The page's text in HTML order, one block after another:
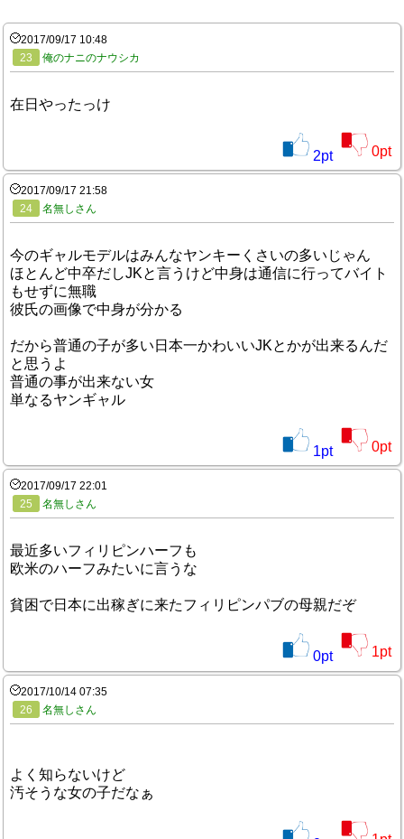
2017/09/17 10:48
23
俺のナニのナウシカ
在日やったっけ
2pt 0pt
2017/09/17 21:58
24
名無しさん
今のギャルモデルはみんなヤンキーくさいの多いじゃん
ほとんど中卒だしJKと言うけど中身は通信に行ってバイト
もせずに無職
彼氏の画像で中身が分かる
だから普通の子が多い日本一かわいいJKとかが出来るんだ
と思うよ
普通の事が出来ない女
単なるヤンギャル
1pt 0pt
2017/09/17 22:01
25
名無しさん
最近多いフィリピンハーフも
欧米のハーフみたいに言うな
貧困で日本に出稼ぎに来たフィリピンパブの母親だぞ
0pt 1pt
2017/10/14 07:35
26
名無しさん
よく知らないけど
汚そうな女の子だなぁ